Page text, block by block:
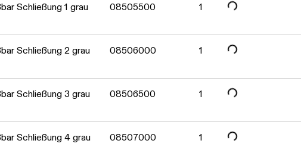
Schließung 1 grau
08505500 1 Daten werden geladen. Bitte warten...
Schließung 2 grau
08506000 1 Daten werden geladen. Bitte warten...
Schließung 3 grau
08506500 1
Schließung 4 grau
08507000 1